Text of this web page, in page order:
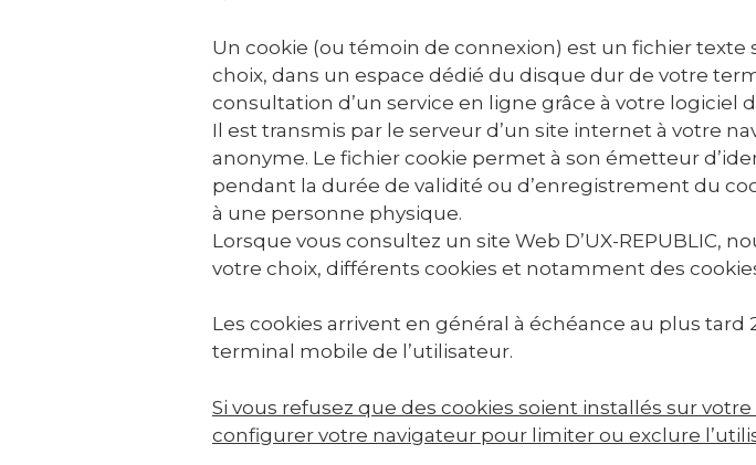
Un cookie (ou témoin de connexion) est un fichier texte
choix, dans un espace dédié du disque dur de votre
consultation d’un service en ligne grâce à votre logiciel
Il est transmis par le serveur d’un site internet à votre
anonyme. Le fichier cookie permet à son émetteur
pendant la durée de validité ou d’enregistrement du
à une personne physique.
Lorsque vous consultez un site Web D’UX-REPUBLIC,
votre choix, différents cookies et notamment des
Les cookies arrivent en général à échéance au plus
terminal mobile de l’utilisateur.
Si vous refusez que des cookies soient installés sur
configurer votre navigateur pour limiter ou exclure